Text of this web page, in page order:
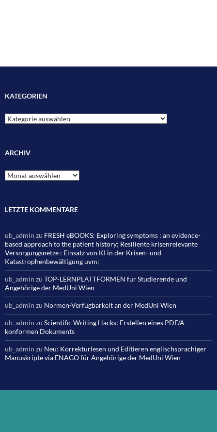
KATEGORIEN
Kategorien
ARCHIV
Archiv
LETZTE KOMMENTARE
ub_admin zu FRESH eBOOKS: Exploring symptoms : an evidence-
based approach to the patient history; Resiliente krisenrelevante
Versorgungsnetze : Einsatz von KI in der Krisen- und
Katastrophenbewältigung uvm;
ub_admin zu TOP-LERNPLATTFORMEN für Studierende und
Angehörige der MedUni Wien
ub_admin zu Normen-Verfügbarkeit an der MedUni Wien
ub_admin zu Scientific Writing Hacks: Erstellen eines PDF/A
konformen Dokuments
ub_admin zu Neu: Korrekturlesen und Editieren englischsprachiger
Manuskripte via ENAGO für Angehörige der MedUni Wien